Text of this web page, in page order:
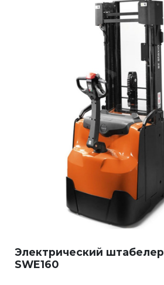
Электрический
SWE160